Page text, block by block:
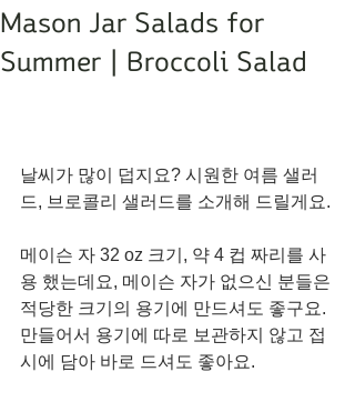
Mason Jar Salads for
Summer | Broccoli Salad
날씨가 많이 덥지요? 시원한 여름 샐러
드, 브로콜리 샐러드를 소개해 드릴게요.
메이슨 자 32 oz 크기, 약 4 컵 짜리를 사
용 했는데요, 메이슨 자가 없으신 분들은
적당한 크기의 용기에 만드셔도 좋구요.
만들어서 용기에 따로 보관하지 않고 접
시에 담아 바로 드셔도 좋아요.